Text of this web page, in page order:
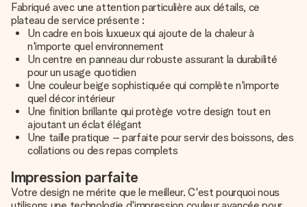
Fabriqué avec une attention particulière aux détails, ce
plateau de service présente :
Un cadre en bois luxueux qui ajoute de la chaleur à
n'importe quel environnement
Un centre en panneau dur robuste assurant la durabilité
pour un usage quotidien
Une couleur beige sophistiquée qui complète n'importe
quel décor intérieur
Une finition brillante qui protège votre design tout en
ajoutant un éclat élégant
Une taille pratique – parfaite pour servir des boissons, des
collations ou des repas complets
Impression parfaite
Votre design ne mérite que le meilleur. C'est pourquoi nous